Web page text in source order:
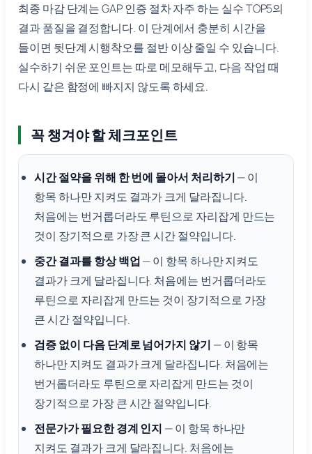
최종 마감 단계는 GAP 인증 절차 자주 하는 실수 TOP5의
결과 품질을 결정합니다. 이 단계에서 충분히 시간을
들이면 뒷단계 시행착오를 절반 이상 줄일 수 있습니다.
실수하기 쉬운 포인트는 따로 메모해두고, 다음 작업 때
다시 같은 함정에 빠지지 않도록 하세요.
꼭 챙겨야 할 체크포인트
시간 절약을 위해 한 번에 몰아서 처리하기— 이
항목 하나만 지켜도 결과가 크게 달라집니다.
처음에는 번거롭더라도 루틴으로 자리잡게 만드는
것이 장기적으로 가장 큰 시간 절약입니다.
중간 결과를 항상 백업— 이 항목 하나만 지켜도
결과가 크게 달라집니다. 처음에는 번거롭더라도
루틴으로 자리잡게 만드는 것이 장기적으로 가장
큰 시간 절약입니다.
검증 없이 다음 단계로 넘어가지 않기 — 이 항목
하나만 지켜도 결과가 크게 달라집니다. 처음에는
번거롭더라도 루틴으로 자리잡게 만드는 것이
장기적으로 가장 큰 시간 절약입니다.
전문가가 필요한 경계 인지 — 이 항목 하나만
지켜도 결과가 크게 달라집니다. 처음에는